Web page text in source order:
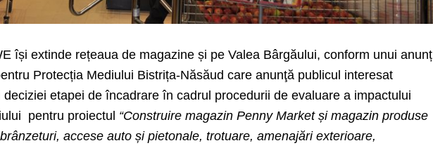
își extinde rețeaua de magazine și pe Valea Bârgăului, conform unui anunț
Protecția Mediului Bistrița-Năsăud care anunţă publicul interesat
deciziei etapei de încadrare în cadrul procedurii de evaluare a impactului
pentru proiectul “Construire magazin Penny Market și magazin produse
accese auto și pietonale, trotuare, amenajări exterioare,